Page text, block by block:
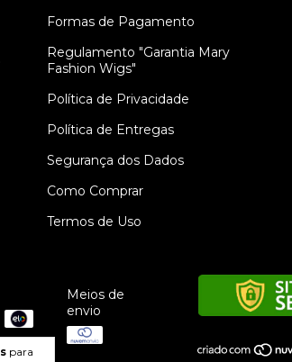
para
Formas de Pagamento
Regulamento "Garantia Mary
Fashion Wigs"
Política de Privacidade
Política de Entregas
Segurança dos Dados
Como Comprar
Termos de Uso
Meios de
envio